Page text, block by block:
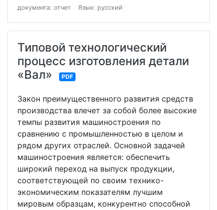
документа: отчет
Язык: русский
Типовой технологический
процесс изготовления детали
«Вал»
PDF
Закон преимущественного развития средств
производства влечет за собой более высокие
темпы развития машиностроения по
сравнению с промышленностью в целом и
рядом других отраслей. Основной задачей
машиностроения является: обеспечить
широкий переход на выпуск продукции,
соответствующей по своим технико-
экономическим показателям лучшим
мировым образцам, конкурентно способной